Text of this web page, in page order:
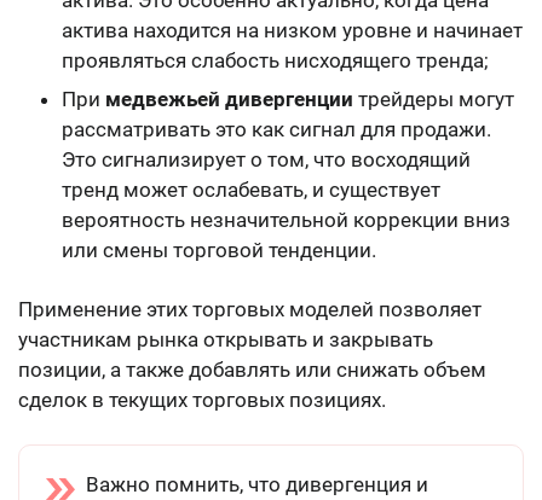
актива находится на низком уровне и начинает
проявляться слабость нисходящего тренда;
При медвежьей дивергенции трейдеры могут
рассматривать это как сигнал для продажи.
Это сигнализирует о том, что восходящий
тренд может ослабевать, и существует
вероятность незначительной коррекции вниз
или смены торговой тенденции.
Применение этих торговых моделей позволяет
участникам рынка открывать и закрывать
позиции, а также добавлять или снижать объем
сделок в текущих торговых позициях.
Важно помнить, что дивергенция и